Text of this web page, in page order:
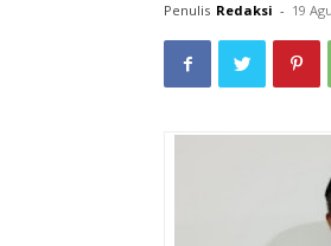
Penulis Redaksi - 19